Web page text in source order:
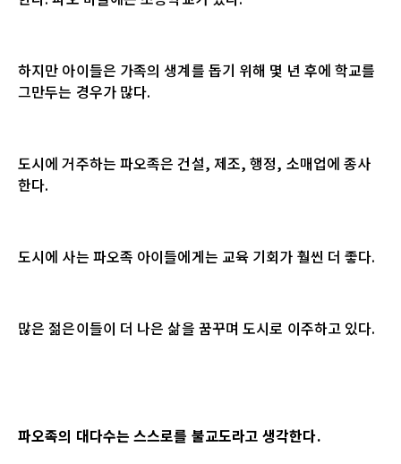
하지만 아이들은 가족의 생계를 돕기 위해 몇 년 후에 학교를
그만두는 경우가 많다.
도시에 거주하는 파오족은 건설, 제조,행정, 소매업에 종사
한다.
도시에 사는 파오족 아이들에게는 교육 기회가 훨씬 더 좋다.
많은 젊은이들이 더 나은 삶을 꿈꾸며 도시로 이주하고 있다.
파오족의 대다수는 스스로를 불교도라고 생각한다.